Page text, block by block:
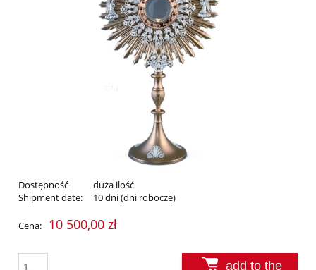
Dostępność
duża ilość
Shipment date:
10 dni (dni robocze)
Cena: 10 500,00 zł
add to the